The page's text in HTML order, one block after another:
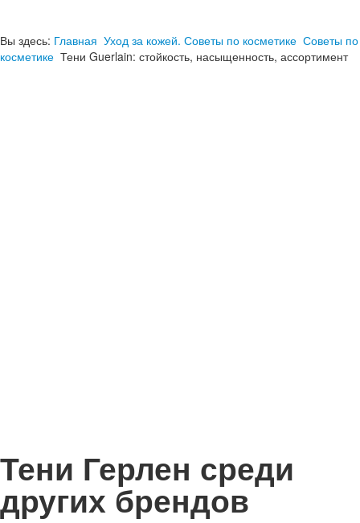
Вы здесь: Главная Уход за кожей. Советы по косметике Советы по
косметике Тени Guerlain: стойкость, насыщенность, ассортимент
Тени Герлен среди
других брендов